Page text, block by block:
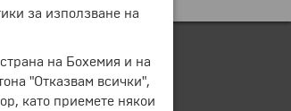
за използване на
на Бохемия и на
"Отказвам всички",
като приемете някои